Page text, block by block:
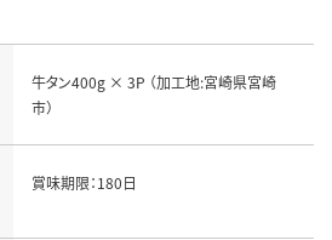
牛タン400g × 3P （加工地:宮崎県宮崎
市）
賞味期限：180日